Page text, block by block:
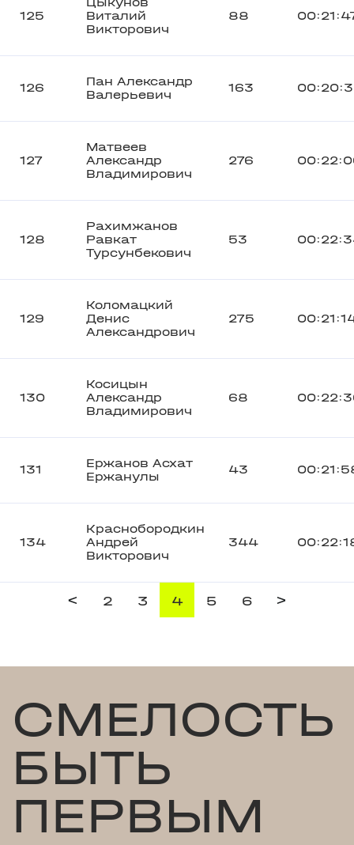
125
Цыкунов
Виталий
Викторович
88
126
Пан Александр
Валерьевич
163
127
Матвеев
Александр
Владимирович
276
128
Рахимжанов
Равкат
Турсунбекович
53
129
Коломацкий
Денис
Александрович
275
130
Косицын
Александр
Владимирович
68
131
Ержанов Асхат
Ержанулы
43
134
Краснобородкин
Андрей
Викторович
344
< 2 3 4 5 6 >
СМЕЛОСТЬ
БЫТЬ
ПЕРВЫМ